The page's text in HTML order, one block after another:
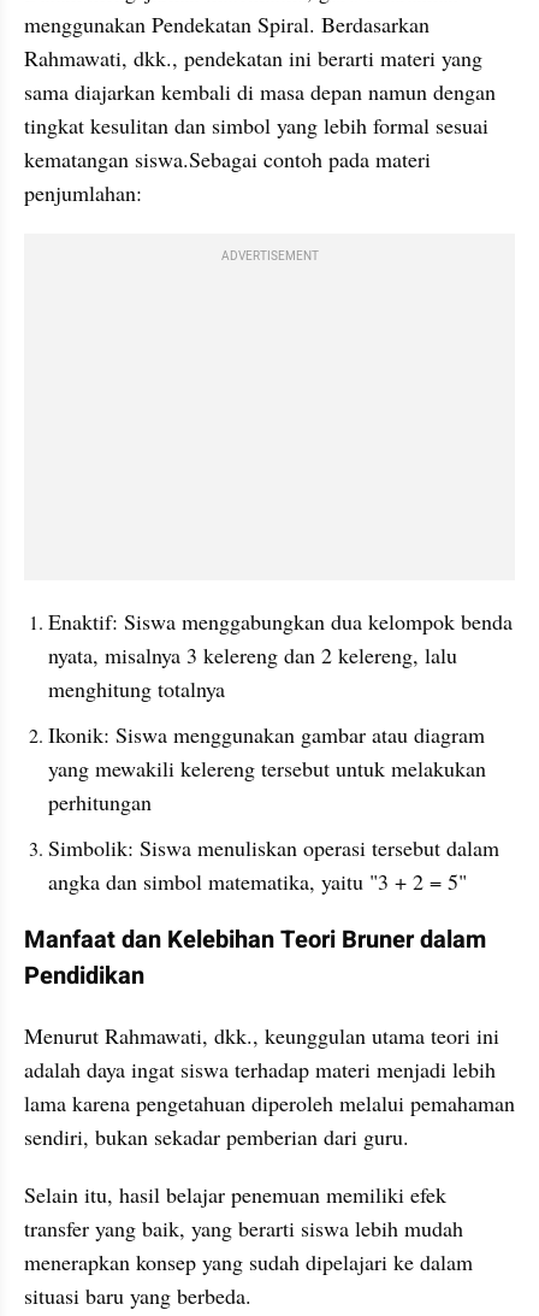
menggunakan Pendekatan Spiral. Berdasarkan
Rahmawati, dkk., pendekatan ini berarti materi yang
sama diajarkan kembali di masa depan namun dengan
tingkat kesulitan dan simbol yang lebih formal sesuai
kematangan siswa.Sebagai contoh pada materi
penjumlahan:
ADVERTISEMENT
Enaktif: Siswa menggabungkan dua kelompok benda
nyata, misalnya 3 kelereng dan 2 kelereng, lalu
menghitung totalnya
Ikonik: Siswa menggunakan gambar atau diagram
yang mewakili kelereng tersebut untuk melakukan
perhitungan
Simbolik: Siswa menuliskan operasi tersebut dalam
angka dan simbol matematika, yaitu "3 + 2 = 5"
Manfaat dan Kelebihan Teori Bruner dalam
Pendidikan
Menurut Rahmawati, dkk., keunggulan utama teori ini
adalah daya ingat siswa terhadap materi menjadi lebih
lama karena pengetahuan diperoleh melalui pemahaman
sendiri, bukan sekadar pemberian dari guru.
Selain itu, hasil belajar penemuan memiliki efek
transfer yang baik, yang berarti siswa lebih mudah
menerapkan konsep yang sudah dipelajari ke dalam
situasi baru yang berbeda.